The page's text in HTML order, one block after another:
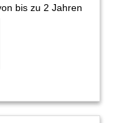
bis zu 2 Jahren